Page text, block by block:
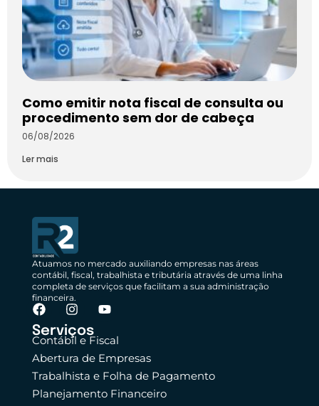
Como emitir nota fiscal de consulta ou
procedimento sem dor de cabeça
06/08/2026
Ler mais
Atuamos no mercado auxiliando empresas nas áreas
contábil, fiscal, trabalhista e tributária através de uma linha
completa de serviços que facilitam a sua administração
financeira.
Serviços
Contábil e Fiscal
Abertura de Empresas
Trabalhista e Folha de Pagamento
Planejamento Financeiro